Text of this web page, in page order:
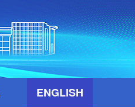
ENGLISH